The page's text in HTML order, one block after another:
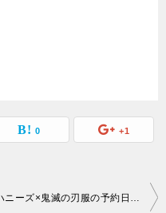
0 +1
ハニーズ×鬼滅の刃服の予約日・予約サイト・キャラ別中身【再販分】